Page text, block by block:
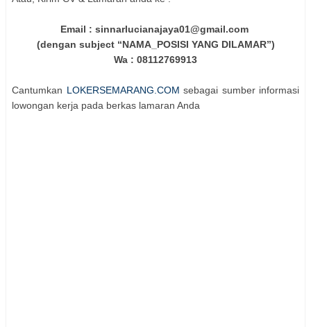
Email : sinnarlucianajaya01@gmail.com
(dengan subject “NAMA_POSISI YANG DILAMAR”)
Wa : 08112769913
Cantumkan LOKERSEMARANG.COM sebagai sumber informasi
lowongan kerja pada berkas lamaran Anda